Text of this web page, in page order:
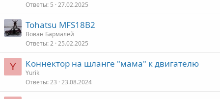
Ответы 5 27.02.2025
Tohatsu MFS18B2
Вован Бармалей
Ответы 2 25.02.2025
Y Коннектор на шланге "мама" к двигателю
Yurik
Ответы 23 23.08.2024